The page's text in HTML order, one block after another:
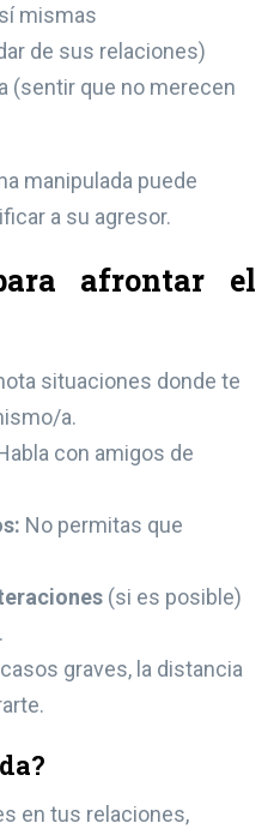
mismas
de sus relaciones)
(sentir que no merecen
manipulada puede
a su agresor.
afrontar el
situaciones donde te
a.
con amigos de
No permitas que
(si es posible)
graves, la distancia
en tus relaciones,